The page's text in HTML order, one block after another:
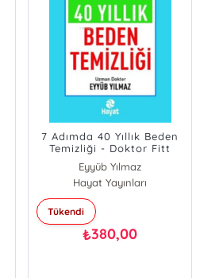
7 Adımda 40 Yıllık Beden
Temizliği - Doktor Fitt
Tıbbi Beslenme Akademisi
Eyyüb Yılmaz
Hayat Yayınları
Tükendi
₺380,00